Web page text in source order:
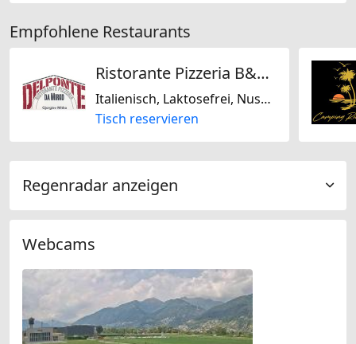
Empfohlene Restaurants
Ristorante Pizzeria B&B Del Ponte
Italienisch, Laktosefrei, Nussfrei, Mediterran, Schweizerisch
Tisch reservieren
Regenradar anzeigen
Webcams